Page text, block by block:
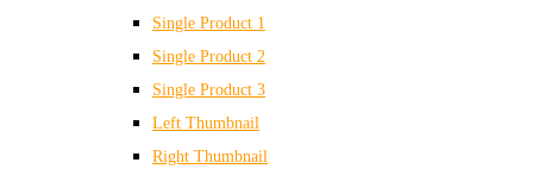
Single Product 1
Single Product 2
Single Product 3
Left Thumbnail
Right Thumbnail